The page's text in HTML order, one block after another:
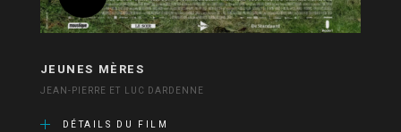
JEUNES MÈRES
JEAN-PIERRE ET LUC DARDENNE
DÉTAILS DU FILM